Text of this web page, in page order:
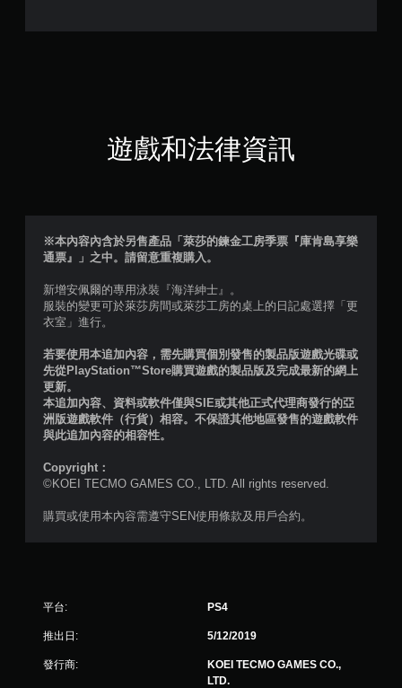
星
星
，
共
1
3
遊戲和法律資訊
※本內容內含於另售產品「萊莎的鍊金工房季票『庫肯島享樂
通票』」之中。請留意重複購入。
新增安佩爾的專用泳裝『海洋紳士』。
服裝的變更可於萊莎房間或萊莎工房的桌上的日記處選擇「更
衣室」進行。
若要使用本追加內容，需先購買個別發售的製品版遊戲光碟或
先從PlayStation™Store購買遊戲的製品版及完成最新的網上
更新。
本追加內容、資料或軟件僅與SIE或其他正式代理商發行的亞
洲版遊戲軟件（行貨）相容。不保證其他地區發售的遊戲軟件
與此追加內容的相容性。
Copyright：
©KOEI TECMO GAMES CO., LTD. All rights reserved.
購買或使用本內容需遵守SEN使用條款及用戶合約。
平台: PS4
推出日: 5/12/2019
發行商:
KOEI TECMO GAMES CO.,
LTD.